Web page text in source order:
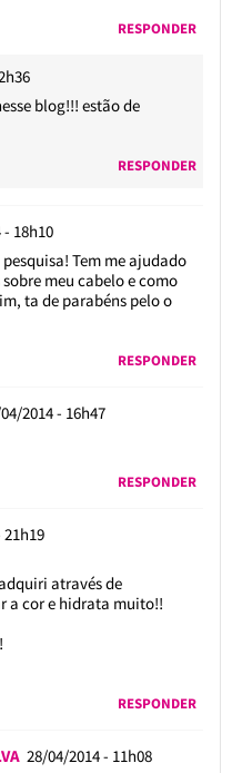
RESPONDER
blog!!! estão de
RESPONDER
18h10
Tem me ajudado
meu cabelo e como
ta de parabéns pelo o
RESPONDER
2014 - 16h47
RESPONDER
através de
a cor e hidrata muito!!
RESPONDER
28/04/2014 - 11h08